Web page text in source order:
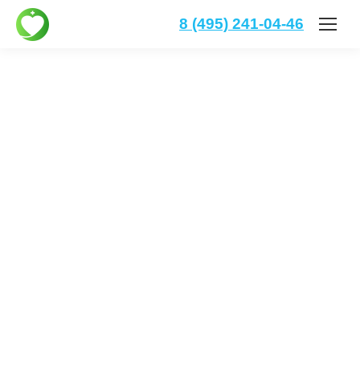
8 (495) 241-04-46